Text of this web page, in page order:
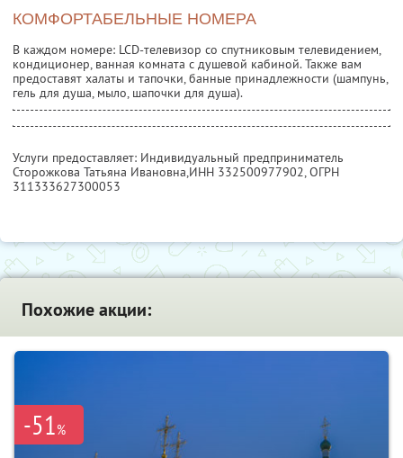
КОМФОРТАБЕЛЬНЫЕ НОМЕРА
В каждом номере: LCD-телевизор со спутниковым телевидением,
кондиционер, ванная комната с душевой кабиной. Также вам
предоставят халаты и тапочки, банные принадлежности (шампунь,
гель для душа, мыло, шапочки для душа).
Услуги предоставляет: Индивидуальный предприниматель
Сторожкова Татьяна Ивановна,ИНН 332500977902, ОГРН
311333627300053
Похожие акции:
-51%